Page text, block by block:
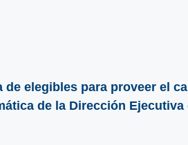
elegibles para proveer el
de la Dirección